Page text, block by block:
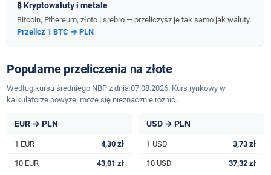
₿ Kryptowaluty i metale
Bitcoin, Ethereum, złoto i srebro — przeliczysz je tak samo jak waluty.
Przelicz 1 BTC → PLN
Popularne przeliczenia na złote
Według kursu średniego NBP z dnia 07.08.2026. Kurs rynkowy w
kalkulatorze powyżej może się nieznacznie różnić.
EUR → PLN
1 EUR 4,30 zł
10 EUR 43,01 zł
USD → PLN
1 USD 3,73 zł
10 USD 37,32 zł